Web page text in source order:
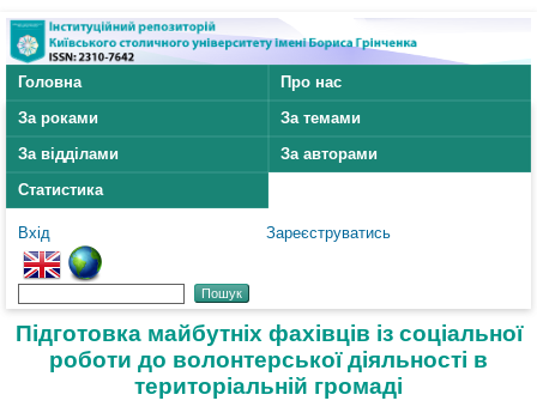
Головна
Про нас
За роками
За темами
За відділами
За авторами
Статистика
Вхід Зареєструватись
Підготовка майбутніх фахівців із соціальної
роботи до волонтерської діяльності в
територіальній громаді